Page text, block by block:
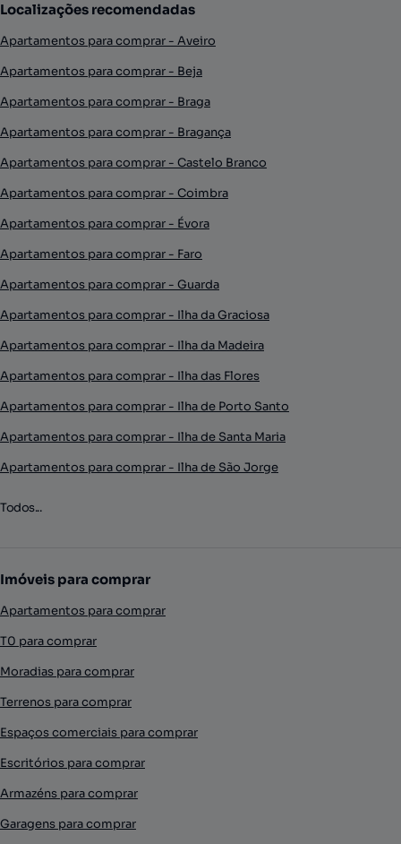
Localizações recomendadas
Apartamentos para comprar - Aveiro
Apartamentos para comprar - Beja
Apartamentos para comprar - Braga
Apartamentos para comprar - Bragança
Apartamentos para comprar - Castelo Branco
Apartamentos para comprar - Coimbra
Apartamentos para comprar - Évora
Apartamentos para comprar - Faro
Apartamentos para comprar - Guarda
Apartamentos para comprar - Ilha da Graciosa
Apartamentos para comprar - Ilha da Madeira
Apartamentos para comprar - Ilha das Flores
Apartamentos para comprar - Ilha de Porto Santo
Apartamentos para comprar - Ilha de Santa Maria
Apartamentos para comprar - Ilha de São Jorge
Todos...
Imóveis para comprar
Apartamentos para comprar
T0 para comprar
Moradias para comprar
Terrenos para comprar
Espaços comerciais para comprar
Escritórios para comprar
Armazéns para comprar
Garagens para comprar